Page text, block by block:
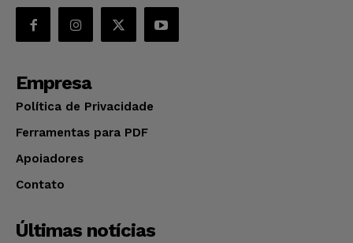
Empresa
Política de Privacidade
Ferramentas para PDF
Apoiadores
Contato
Últimas notícias